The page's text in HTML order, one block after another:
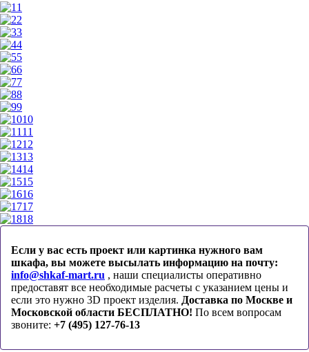
1
2
3
4
5
6
7
8
9
10
11
12
13
14
15
16
17
18
Если у вас есть проект или картинка нужного вам
шкафа, вы можете высылать информацию на почту:
info@shkaf-mart.ru , наши специалисты оперативно
предоставят все необходимые расчеты с указанием цены и
если это нужно 3D проект изделия. Доставка по Москве и
Московской области БЕСПЛАТНО! По всем вопросам
звоните: +7 (495) 127-76-13